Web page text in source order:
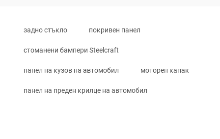
задно стъкло покривен панел
стоманени бампери Steelcraft
панел на кузов на автомобил моторен капак
панел на преден крилце на автомобил